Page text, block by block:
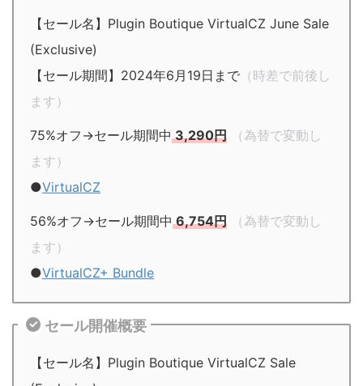
【セール名】Plugin Boutique VirtualCZ June Sale
(Exclusive)
【セール期間】2024年6月19日まで （時差で前後し
ます）
75%オフ→セール期間中3,290円
（為替で変動し
ます）
●VirtualCZ
56%オフ→セール期間中6,754円
（為替で変動し
ます）
●VirtualCZ+ Bundle
セール開催概要
【セール名】Plugin Boutique VirtualCZ Sale